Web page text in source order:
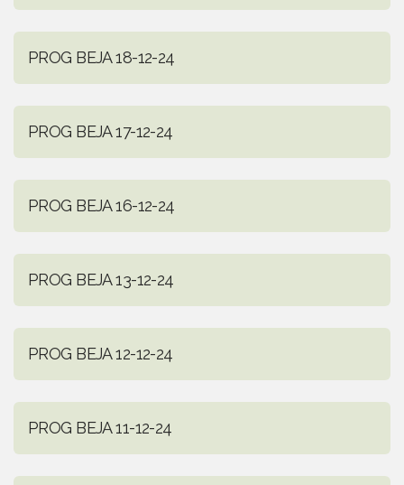
PROG BEJA 18-12-24
PROG BEJA 17-12-24
PROG BEJA 16-12-24
PROG BEJA 13-12-24
PROG BEJA 12-12-24
PROG BEJA 11-12-24